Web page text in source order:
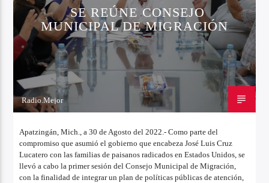
SE REÚNE CONSEJO
MUNICIPAL DE MIGRACIÓN
Radio.Mejor
Apatzingán, Mich., a 30 de Agosto del 2022.- Como parte del
compromiso que asumió el gobierno que encabeza José Luis Cruz
Lucatero con las familias de paisanos radicados en Estados Unidos, se
llevó a cabo la primer sesión del Consejo Municipal de Migración,
con la finalidad de integrar un plan de políticas públicas de atención,